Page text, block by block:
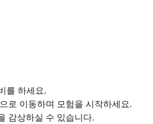
를 하세요.
로 이동하며 모험을 시작하세요.
감상하실 수 있습니다.